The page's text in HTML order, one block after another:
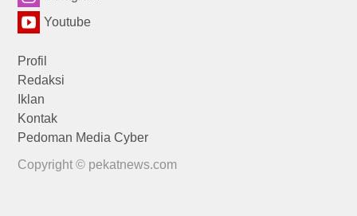
Youtube
Profil
Redaksi
Iklan
Kontak
Pedoman Media Cyber
Copyright © pekatnews.com